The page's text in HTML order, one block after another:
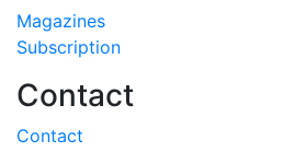
Magazines
Subscription
Contact
Contact